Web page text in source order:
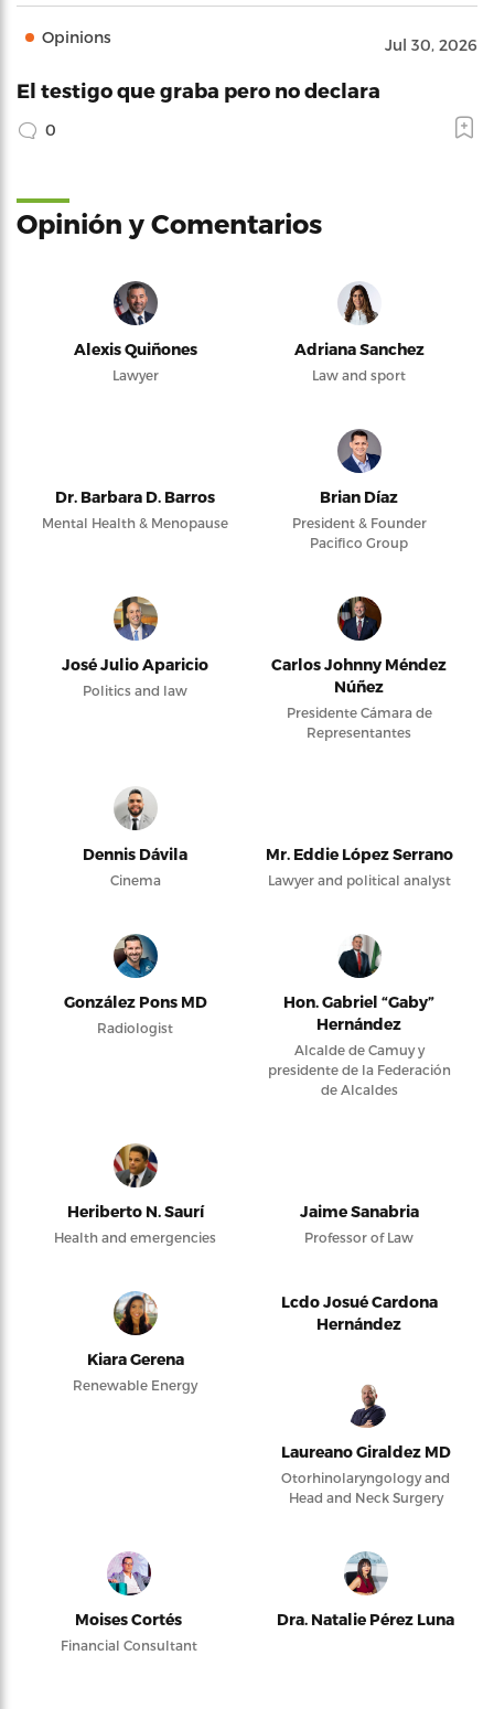
Opinions Jul 30, 2026
El testigo que graba pero no declara
0
Opinión y Comentarios
Alexis Quiñones
Lawyer
Adriana Sanchez
Law and sport
Dr. Barbara D. Barros
Mental Health & Menopause
Brian Díaz
President & Founder
Pacifico Group
José Julio Aparicio
Politics and law
Carlos Johnny Méndez
Núñez
Presidente Cámara de
Representantes
Dennis Dávila
Cinema
Mr. Eddie López Serrano
Lawyer and political analyst
González Pons MD
Radiologist
Hon. Gabriel “Gaby”
Hernández
Alcalde de Camuy y
presidente de la Federación
de Alcaldes
Heriberto N. Saurí
Health and emergencies
Jaime Sanabria
Professor of Law
Kiara Gerena
Renewable Energy
Lcdo Josué Cardona
Hernández
Laureano Giraldez MD
Otorhinolaryngology and
Head and Neck Surgery
Moises Cortés
Financial Consultant
Dra. Natalie Pérez Luna